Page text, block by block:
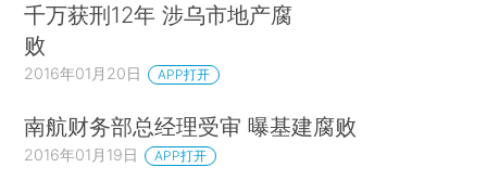
千万获刑12年 涉乌市地产腐
败
2016年01月20日 APP打开
南航财务部总经理受审 曝基建腐败
2016年01月19日 APP打开